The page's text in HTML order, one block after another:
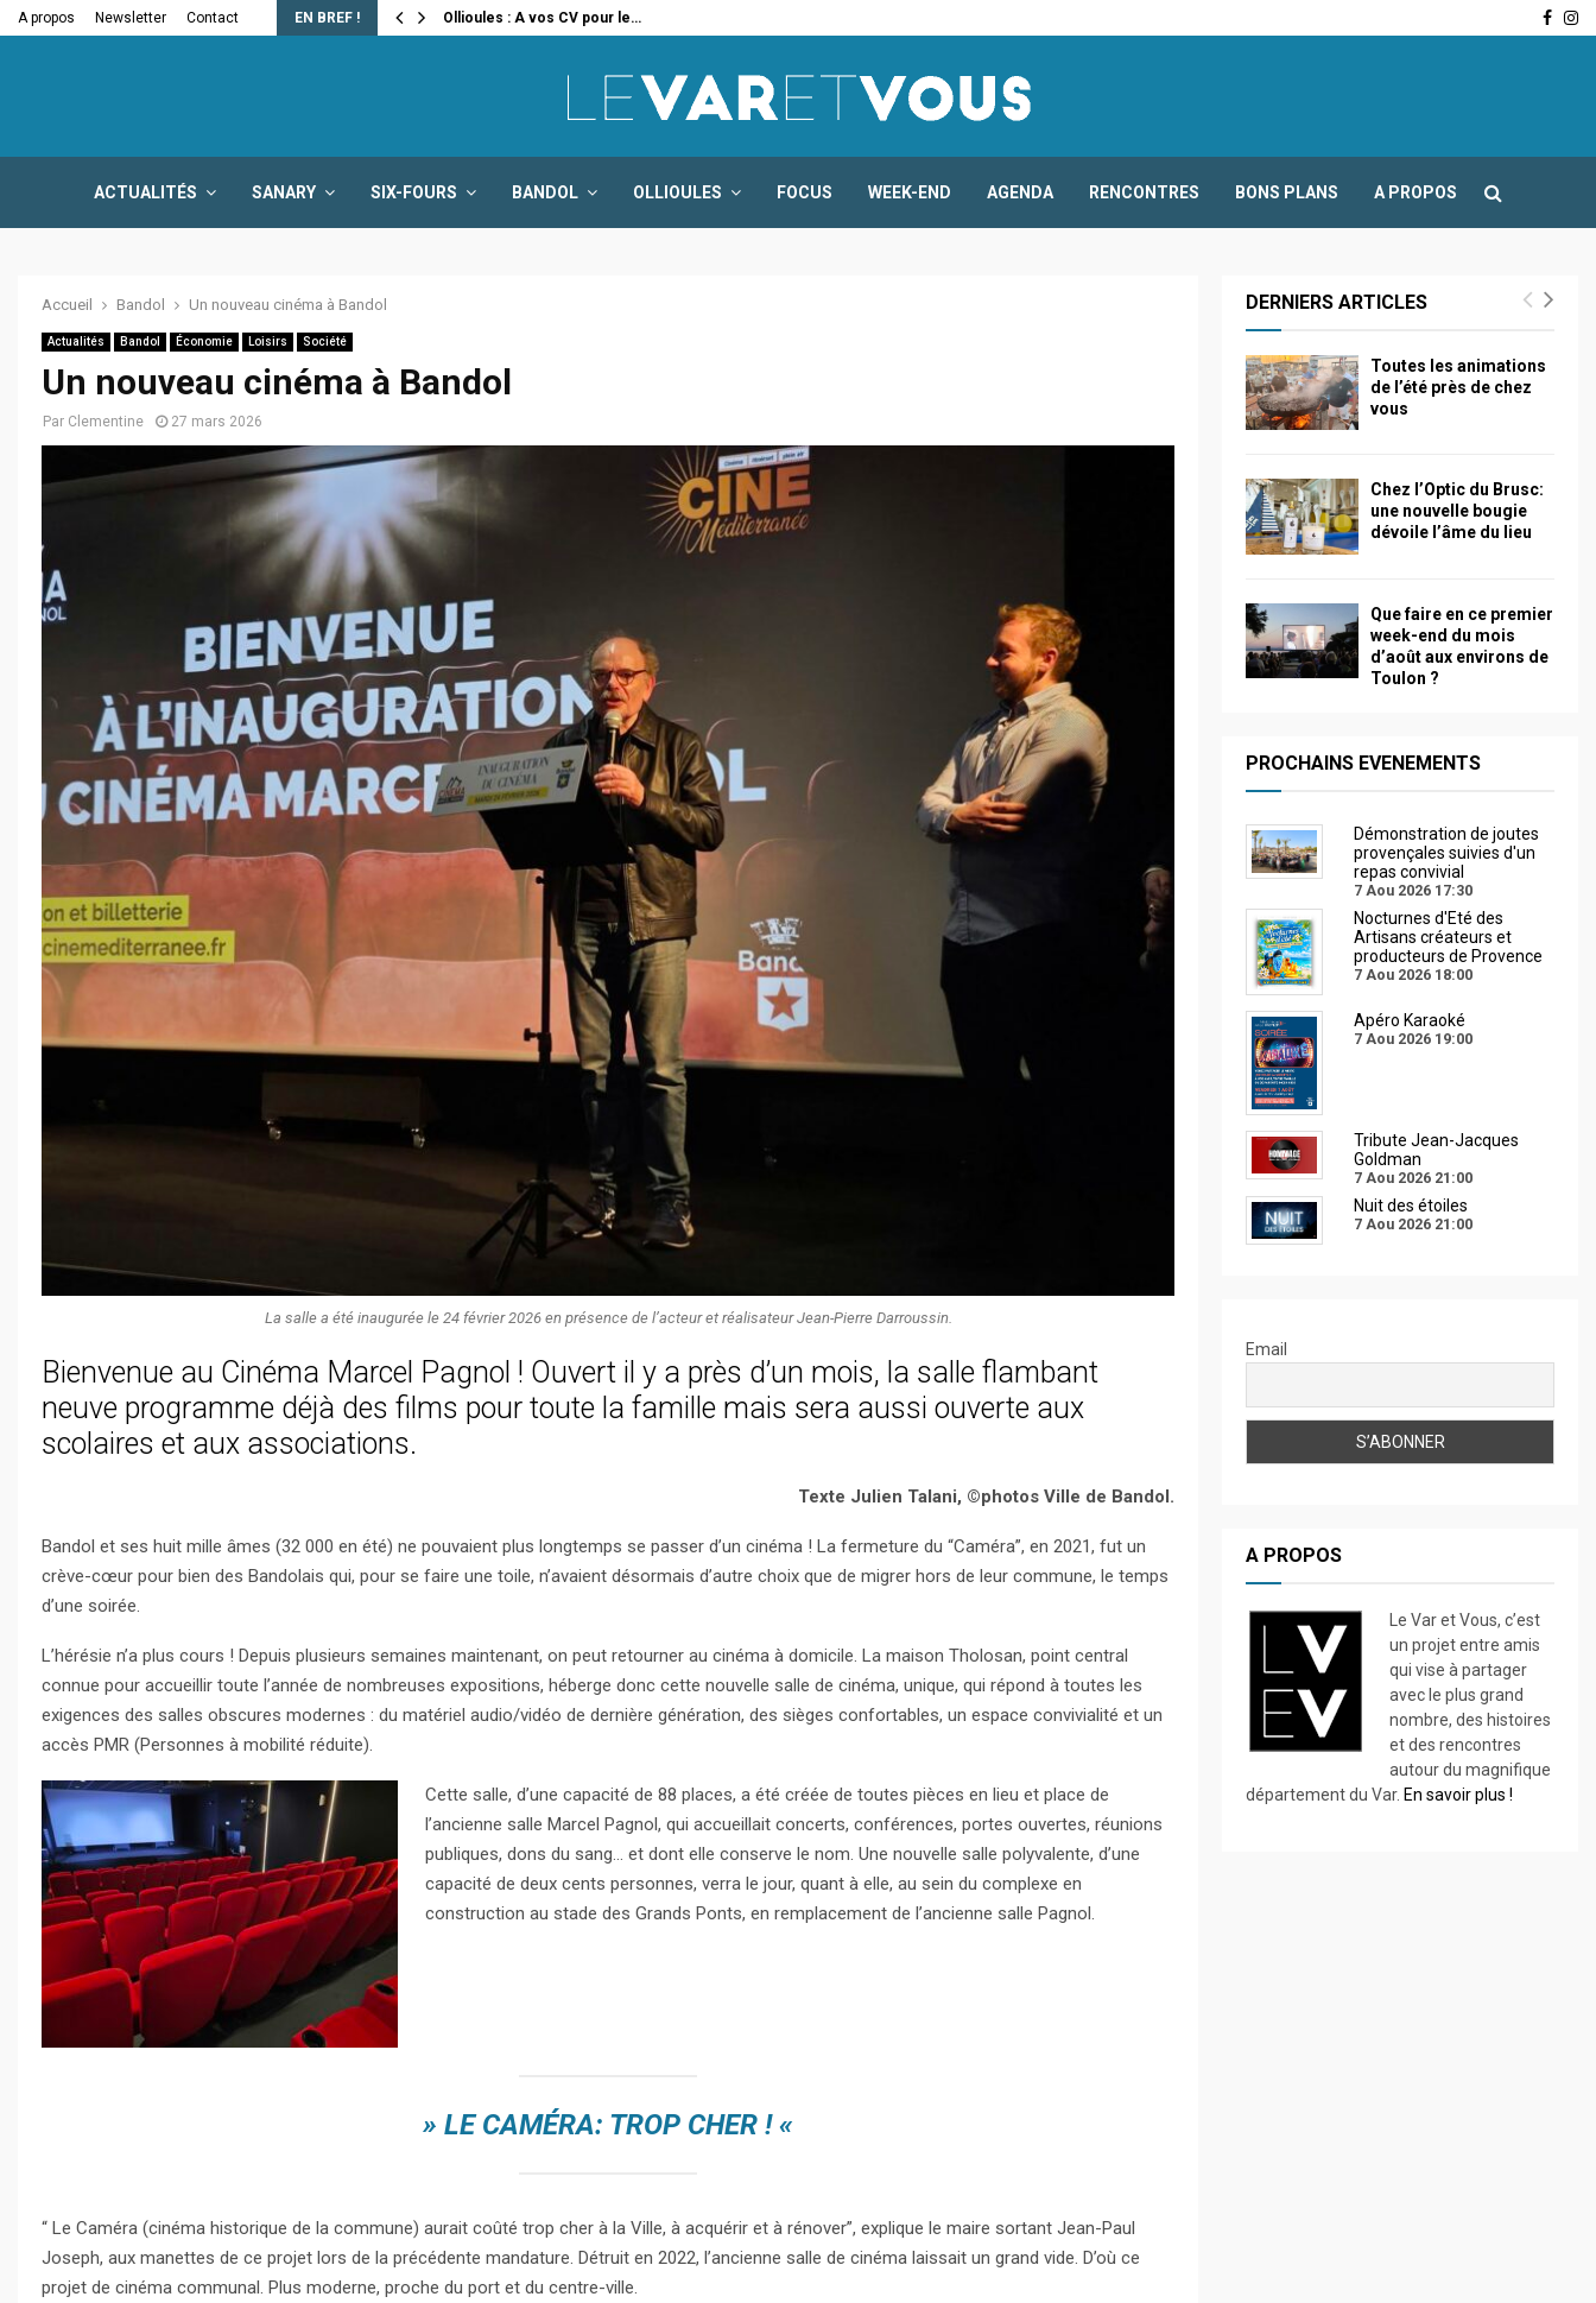
A propos Newsletter Contact EN BREF !
la fermeture… Ollioules : A vos CV pour le…
ACTUALITÉS SANARY SIX-FOURS BANDOL OLLIOULES FOCUS WEEK-END AGENDA RENCONTRES BONS PLANS A PROPOS
Accueil Bandol Un nouveau cinéma à Bandol
Actualités Bandol Économie Loisirs Société
Un nouveau cinéma à Bandol
Par Clementine 27 mars 2026
La salle a été inaugurée le 24 février 2026 en présence de l’acteur et réalisateur Jean-Pierre Darroussin.
Bienvenue au Cinéma Marcel Pagnol ! Ouvert il y a près d’un mois, la salle flambant
neuve programme déjà des films pour toute la famille mais sera aussi ouverte aux
scolaires et aux associations.
Texte Julien Talani, ©photos Ville de Bandol.
Bandol et ses huit mille âmes (32 000 en été) ne pouvaient plus longtemps se passer d’un cinéma ! La fermeture du “Caméra”, en 2021, fut un
crève-cœur pour bien des Bandolais qui, pour se faire une toile, n’avaient désormais d’autre choix que de migrer hors de leur commune, le temps
d’une soirée.
L’hérésie n’a plus cours ! Depuis plusieurs semaines maintenant, on peut retourner au cinéma à domicile. La maison Tholosan, point central
connue pour accueillir toute l’année de nombreuses expositions, héberge donc cette nouvelle salle de cinéma, unique, qui répond à toutes les
exigences des salles obscures modernes : du matériel audio/vidéo de dernière génération, des sièges confortables, un espace convivialité et un
accès PMR (Personnes à mobilité réduite).
Cette salle, d’une capacité de 88 places, a été créée de toutes pièces en lieu et place de
l’ancienne salle Marcel Pagnol, qui accueillait concerts, conférences, portes ouvertes, réunions
publiques, dons du sang… et dont elle conserve le nom. Une nouvelle salle polyvalente, d’une
capacité de deux cents personnes, verra le jour, quant à elle, au sein du complexe en
construction au stade des Grands Ponts, en remplacement de l’ancienne salle Pagnol.
» LE CAMÉRA: TROP CHER ! «
“ Le Caméra (cinéma historique de la commune) aurait coûté trop cher à la Ville, à acquérir et à rénover”, explique le maire sortant Jean-Paul
Joseph, aux manettes de ce projet lors de la précédente mandature. Détruit en 2022, l’ancienne salle de cinéma laissait un grand vide. D’où ce
projet de cinéma communal. Plus moderne, proche du port et du centre-ville.
DERNIERS ARTICLES
Toutes les animations
de l’été près de chez
vous
Chez l’Optic du Brusc:
une nouvelle bougie
dévoile l’âme du lieu
Que faire en ce premier
week-end du mois
d’août aux environs de
Toulon ?
PROCHAINS EVENEMENTS
Démonstration de joutes
provençales suivies d'un
repas convivial
7 Aou 2026 17:30
Nocturnes d'Eté des
Artisans créateurs et
producteurs de Provence
7 Aou 2026 18:00
Apéro Karaoké
7 Aou 2026 19:00
Tribute Jean-Jacques
Goldman
7 Aou 2026 21:00
Nuit des étoiles
7 Aou 2026 21:00
Email
A PROPOS
Le Var et Vous, c’est
un projet entre amis
qui vise à partager
avec le plus grand
nombre, des histoires
et des rencontres
autour du magnifique
département du Var. En savoir plus !